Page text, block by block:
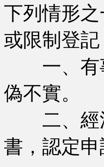
下列情形
或限制登記
一、有事
偽不實。
二、經法
書，認定